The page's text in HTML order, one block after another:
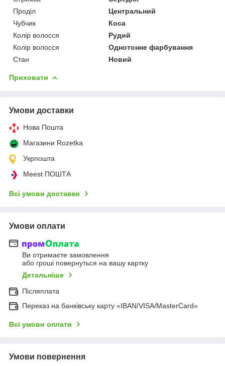
Проділ
Центральний
Чубчик
Коса
Колір волосся
Рудий
Колір волосся
Однотонне фарбування
Стан
Новий
Приховати
Умови доставки
Нова Пошта
Магазини Rozetka
Укрпошта
Meest ПОШТА
Всі умови доставки
Умови оплати
Ви отримаєте замовлення
або гроші повернуться на вашу картку
Детальніше
Післяплата
Переказ на банківську карту «IBAN/VISA/MasterCard»
Всі умови оплати
Умови повернення